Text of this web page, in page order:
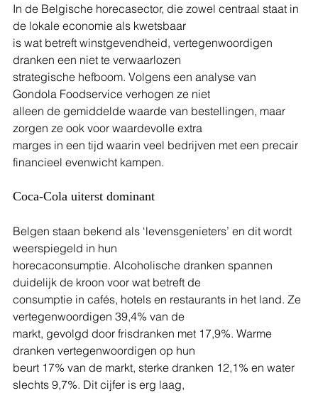
In de Belgische horecasector, die zowel centraal staat in
de lokale economie als kwetsbaar
is wat betreft winstgevendheid, vertegenwoordigen
dranken een niet te verwaarlozen
strategische hefboom. Volgens een analyse van
Gondola Foodservice verhogen ze niet
alleen de gemiddelde waarde van bestellingen, maar
zorgen ze ook voor waardevolle extra
marges in een tijd waarin veel bedrijven met een precair
financieel evenwicht kampen.
Coca-Cola uiterst dominant
Belgen staan bekend als ‘levensgenieters’ en dit wordt
weerspiegeld in hun
horecaconsumptie. Alcoholische dranken spannen
duidelijk de kroon voor wat betreft de
consumptie in cafés, hotels en restaurants in het land. Ze
vertegenwoordigen 39,4% van de
markt, gevolgd door frisdranken met 17,9%. Warme
dranken vertegenwoordigen op hun
beurt 17% van de markt, sterke dranken 12,1% en water
slechts 9,7%. Dit cijfer is erg laag,